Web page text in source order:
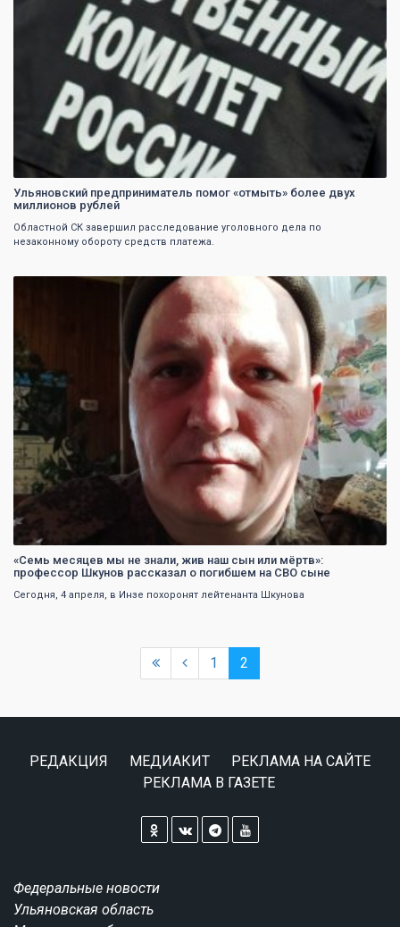
Ульяновский предприниматель помог «отмыть» более двух
миллионов рублей
Областной СК завершил расследование уголовного дела по
незаконному обороту средств платежа.
«Семь месяцев мы не знали, жив наш сын или мёртв»:
профессор Шкунов рассказал о погибшем на СВО сыне
Сегодня, 4 апреля, в Инзе похоронят лейтенанта Шкунова
1 2
РЕДАКЦИЯ МЕДИАКИТ
РЕКЛАМА НА САЙТЕ
РЕКЛАМА В ГАЗЕТЕ
Федеральные новости
Ульяновская область